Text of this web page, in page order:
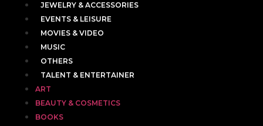
JEWELRY & ACCESSORIES
EVENTS & LEISURE
MOVIES & VIDEO
MUSIC
OTHERS
TALENT & ENTERTAINER
ART
BEAUTY & COSMETICS
BOOKS